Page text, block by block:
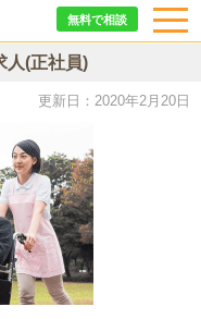
無料で相談
人(正社員)
更新日：2020年2月20日